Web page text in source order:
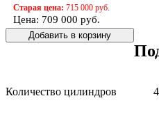
Старая цена: 715 000 руб.
Цена: 709 000 руб.
Количество цилиндров